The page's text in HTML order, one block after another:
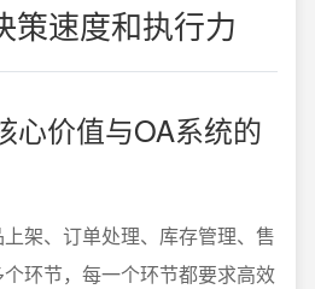
策速度和执行力
心价值与OA系统的
架、订单处理、库存管理、售
环节，每一个环节都要求高效